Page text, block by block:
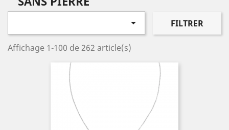
 FILTRER
Affichage 1-100 de 262 article(s)